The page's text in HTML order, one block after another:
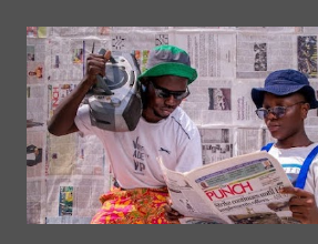
Passa ai contenuti